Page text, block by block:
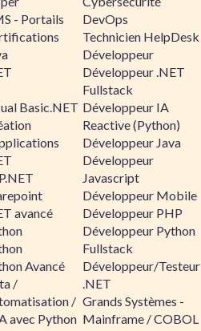
- Portails
Basic.NET
avancé
Avancé
/
/
avec Python
DevOps
Technicien HelpDesk
Développeur
Développeur .NET
Fullstack
Développeur IA
Reactive (Python)
Développeur Java
Développeur
Javascript
Développeur Mobile
Développeur PHP
Développeur Python
Fullstack
Développeur/Testeur
.NET
Grands Systèmes -
Mainframe / COBOL